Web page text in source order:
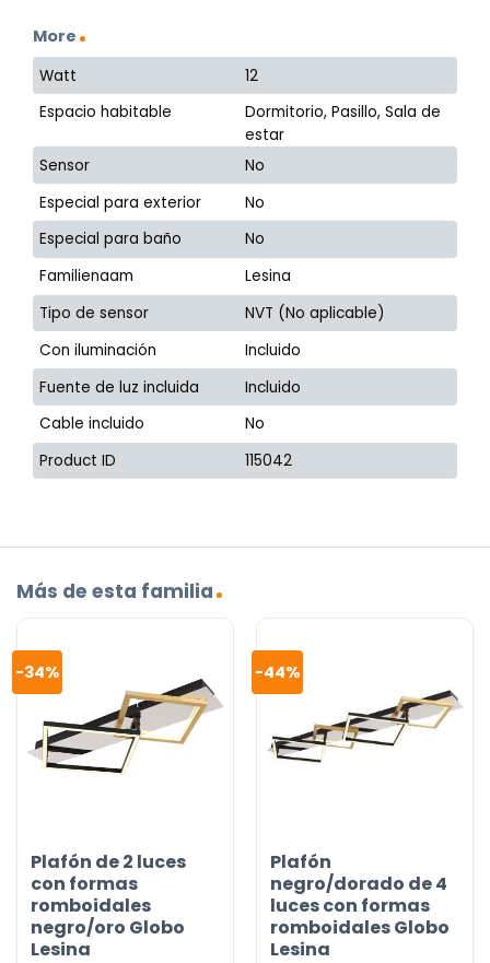
More
Watt
12
Espacio habitable
Dormitorio, Pasillo, Sala de
estar
Sensor
No
Especial para exterior
No
Especial para baño
No
Familienaam
Lesina
Tipo de sensor
NVT (No aplicable)
Con iluminación
Incluido
Fuente de luz incluida
Incluido
Cable incluido
No
Product ID
115042
Más de esta familia
-34%
Plafón de 2 luces
con formas
romboidales
negro/oro Globo
Lesina
-44%
Plafón
negro/dorado de 4
luces con formas
romboidales Globo
Lesina